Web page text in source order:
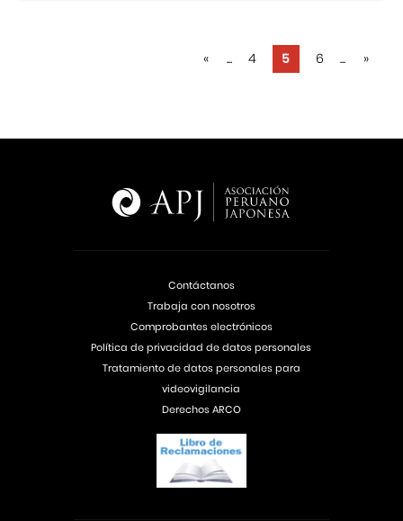
« ... 4 5 6 ... »
Contáctanos
Trabaja con nosotros
Comprobantes electrónicos
Política de privacidad de datos personales
Tratamiento de datos personales para
videovigilancia
Derechos ARCO